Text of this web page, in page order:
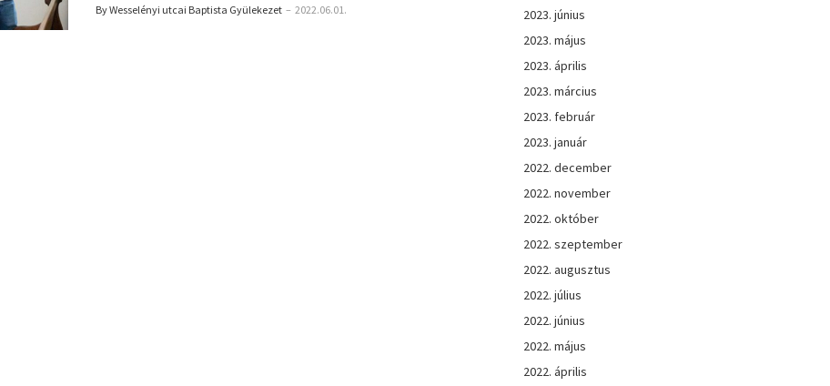
By Wesselényi utcai Baptista Gyülekezet – 2022.06.01.
2023. június
2023. május
2023. április
2023. március
2023. február
2023. január
2022. december
2022. november
2022. október
2022. szeptember
2022. augusztus
2022. július
2022. június
2022. május
2022. április